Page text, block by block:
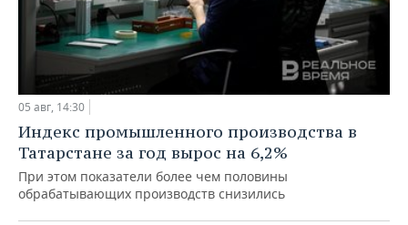
05 авг, 14:30
Индекс промышленного производства в
Татарстане за год вырос на 6,2%
При этом показатели более чем половины
обрабатывающих производств снизились